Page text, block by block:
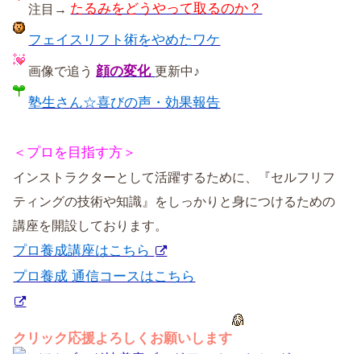
注目→ たるみをどうやって取るのか？
フェイスリフト術をやめたワケ
画像で追う 顔の変化更新中♪
塾生さん☆喜びの声・効果報告
＜プロを目指す方＞
インストラクターとして活躍するために、『セルフリフ
ティングの技術や知識』をしっかりと身につけるための
講座を開設しております。
プロ養成講座はこちら
プロ養成 通信コースはこちら
クリック応援よろしくお願いします